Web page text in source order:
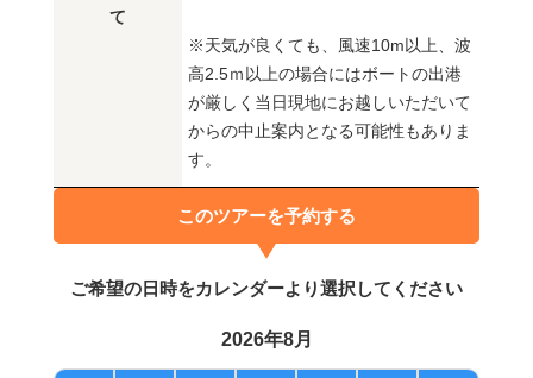
て
※天気が良くても、風速10m以上、波
高2.5ｍ以上の場合にはボートの出港
が厳しく当日現地にお越しいただいて
からの中止案内となる可能性もありま
す。
このツアーを予約する
ご希望の日時をカレンダーより選択してください
2026年8月